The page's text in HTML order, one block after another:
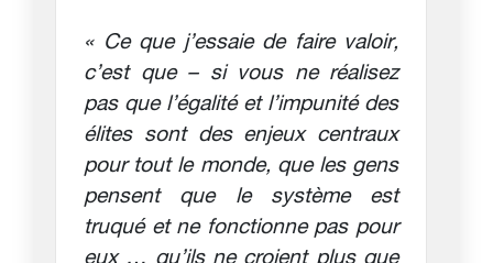
« Ce que j’essaie de faire valoir,
c’est que – si vous ne réalisez
pas que l’égalité et l’impunité des
élites sont des enjeux centraux
pour tout le monde, que les gens
pensent que le système est
truqué et ne fonctionne pas pour